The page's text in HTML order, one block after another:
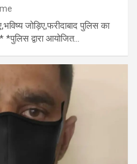
जोड़िए,फरीदाबाद पुलिस का
द्वारा आयोजित…